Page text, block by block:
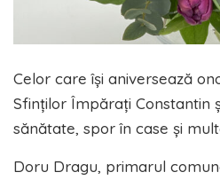
Celor care își aniversează
Sfinților Împărați Constantin
sănătate, spor în case și
Doru Dragu, primarul